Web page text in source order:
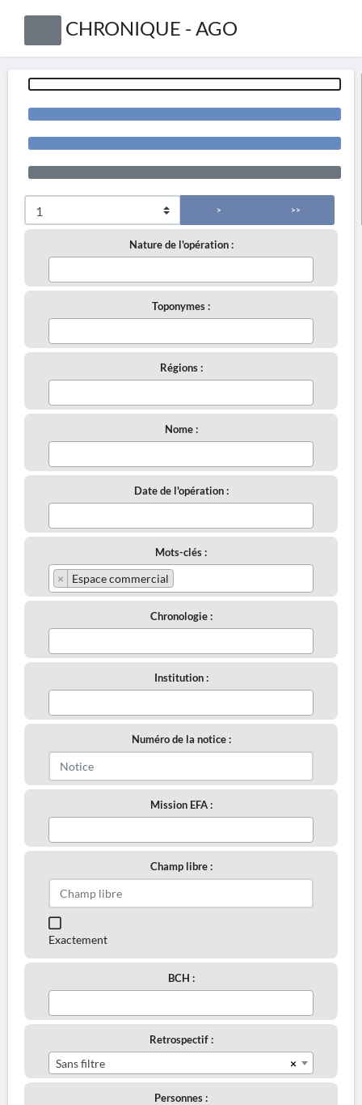
CHRONIQUE - AGO
> >>
Nature de l'opération :
Toponymes :
Régions :
Nome :
Date de l'opération :
Mots-clés :
× Espace commercial
Chronologie :
Institution :
Numéro de la notice :
Mission EFA :
Champ libre :
Exactement
BCH :
Retrospectif :
×
Sans filtre
Personnes :